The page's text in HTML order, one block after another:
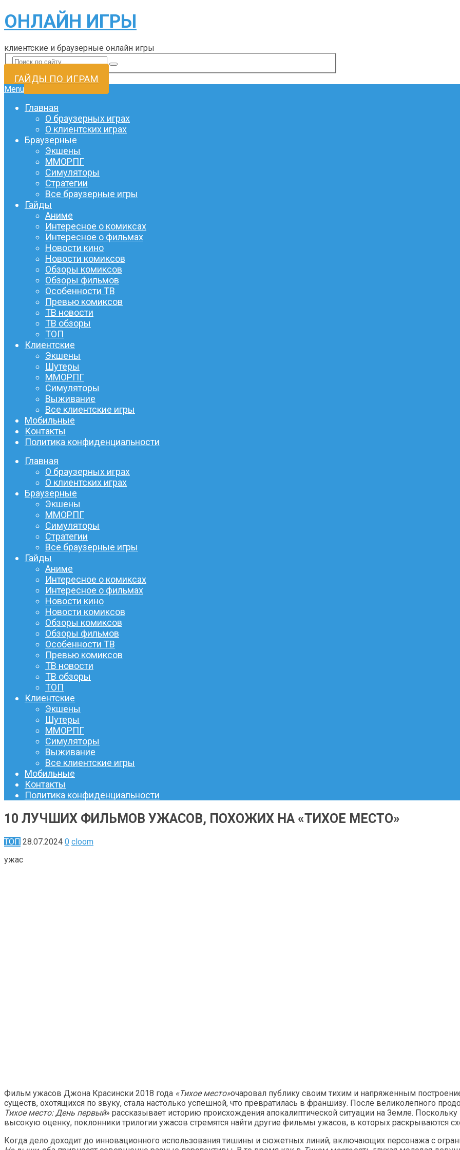
ОНЛАЙН ИГРЫ
клиентские и браузерные онлайн игры
ГАЙДЫ ПО ИГРАМ
Menu
Главная
О браузерных играх
О клиентских играх
Браузерные
Экшены
ММОРПГ
Симуляторы
Стратегии
Все браузерные игры
Гайды
Аниме
Интересное о комиксах
Интересное о фильмах
Новости кино
Новости комиксов
Обзоры комиксов
Обзоры фильмов
Особенности ТВ
Превью комиксов
ТВ новости
ТВ обзоры
ТОП
Клиентские
Экшены
Шутеры
ММОРПГ
Симуляторы
Выживание
Все клиентские игры
Мобильные
Контакты
Политика конфиденциальности
Главная
О браузерных играх
О клиентских играх
Браузерные
Экшены
ММОРПГ
Симуляторы
Стратегии
Все браузерные игры
Гайды
Аниме
Интересное о комиксах
Интересное о фильмах
Новости кино
Новости комиксов
Обзоры комиксов
Обзоры фильмов
Особенности ТВ
Превью комиксов
ТВ новости
ТВ обзоры
ТОП
Клиентские
Экшены
Шутеры
ММОРПГ
Симуляторы
Выживание
Все клиентские игры
Мобильные
Контакты
Политика конфиденциальности
10 ЛУЧШИХ ФИЛЬМОВ УЖАСОВ, ПОХОЖИХ НА «ТИХОЕ МЕСТО»
ТОП 28.07.2024 0 cloom
ужас
Фильм ужасов Джона Красински 2018 года «Тихое место»очаровал публику своим тихим и напряженным
существ, охотящихся по звуку, стала настолько успешной, что превратилась в франшизу. После великолепного
Тихое место: День первый» рассказывает историю происхождения апокалиптической ситуации на Земле.
высокую оценку, поклонники трилогии ужасов стремятся найти другие фильмы ужасов, в которых раскрываются
Когда дело доходит до инновационного использования тишины и сюжетных линий, включающих персонажа с